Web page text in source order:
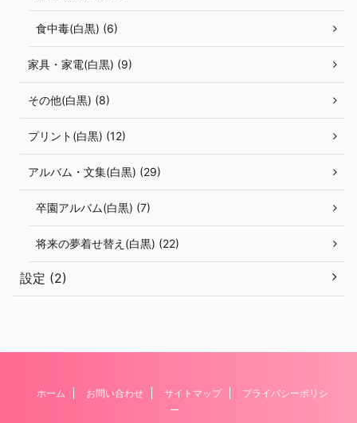
食中毒(白黒) (6)
家具・家電(白黒) (9)
その他(白黒) (8)
プリント(白黒) (12)
アルバム・文集(白黒) (29)
卒園アルバム(白黒) (7)
将来の夢着せ替え(白黒) (22)
設定 (2)
ホーム お問い合わせ サイトマップ
プライバシーポリシ
ー